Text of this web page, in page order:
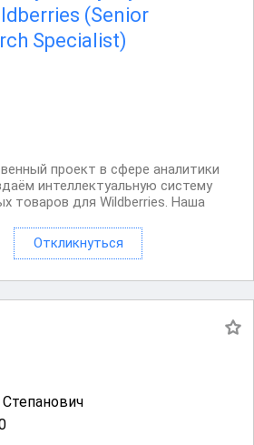
(Senior
Specialist)
проект в сфере аналитики
интеллектуальную систему
товаров для Wildberries. Наша
сильных специалистов с
чтобы значительно
прибыльных товарных ниш и
Откликнуться